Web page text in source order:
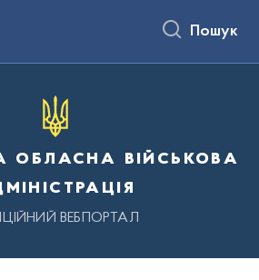
Пошук
обласна військова
ВЕБПОРТАЛ